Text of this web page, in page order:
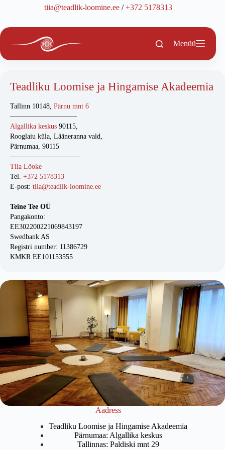
tiia@teadlik-loomine.ee/+372 5178313
Menüü
Teadliku Loomise ja Hingamise Akadeemia
Tallinn 10148, Pärnu mnt 6
—————————–
Algallika keskus 90115,
Rooglaiu küla, Lääneranna vald,
Pärnumaa, 90115
——————————
Tiia Lõoke
Tel. +372 5178313
E-post: tiia@teadlik-loomine.ee
Teine Tee OÜ
Pangakonto:
EE302200221069843197
Swedbank AS
Registri number: 11386729
KMKR EE101153555
Aadress
Teadliku Loomise ja Hingamise Akadeemia
Pärnumaa: Algallika keskus
Tallinnas: Paldiski mnt 29